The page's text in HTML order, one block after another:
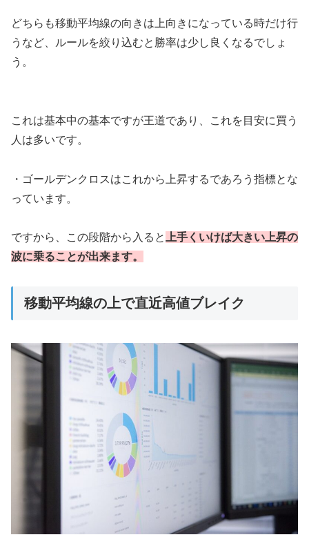
どちらも移動平均線の向きは上向きになっている時だけ行
うなど、ルールを絞り込むと勝率は少し良くなるでしょ
う。
これは基本中の基本ですが王道であり、これを目安に買う
人は多いです。
・ゴールデンクロスはこれから上昇するであろう指標とな
っています。
ですから、この段階から入ると上手くいけば大きい上昇の
波に乗ることが出来ます。
移動平均線の上で直近高値ブレイク